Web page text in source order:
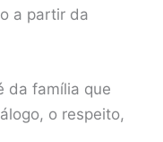
a partir da
da família que
o respeito,